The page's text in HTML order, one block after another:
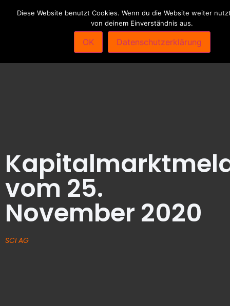
vom 25.
November 2020
SCI AG
Diese Website benutzt Cookies. Wenn du die Website weiter
von deinem Einverständnis aus.
OK Datenschutzerklärung